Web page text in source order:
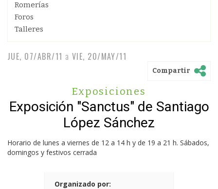
Romerías
Foros
Talleres
JUE, 07/ABR/11 a VIE, 20/MAY/11
Compartir
Exposiciones
Exposición "Sanctus" de Santiago
López Sánchez
Horario de lunes a viernes de 12 a 14 h y de 19 a 21 h. Sábados,
domingos y festivos cerrada
Organizado por: